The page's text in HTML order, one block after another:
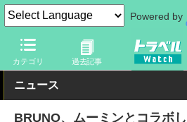
Powered by
カテゴリ 過去記事
トラベル Watch 旅のアイテム 旅行
ニュース
BRUNO、ムーミンとコラボ